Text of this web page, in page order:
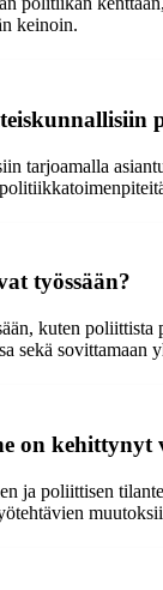
keinoin.
tarjoamalla
työssään?
kuten
sekä sovittamaan
on kehittynyt
ja poliittisen